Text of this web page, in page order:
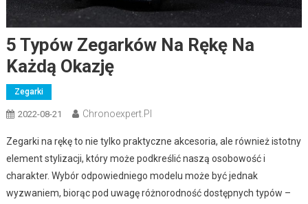
5 Typów Zegarków Na Rękę Na
Każdą Okazję
Zegarki
2022-08-21 Chronoexpert.pl
Zegarki na rękę to nie tylko praktyczne akcesoria, ale również istotny
element stylizacji, który może podkreślić naszą osobowość i
charakter. Wybór odpowiedniego modelu może być jednak
wyzwaniem, biorąc pod uwagę różnorodność dostępnych typów –